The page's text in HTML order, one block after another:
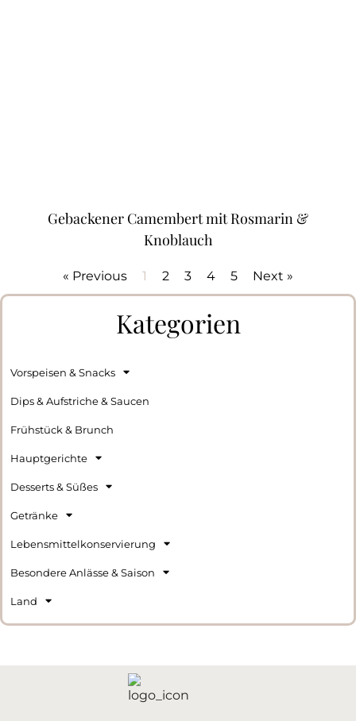
Gebackener Camembert mit Rosmarin &
Knoblauch
« Previous 1 2 3 4 5 Next »
Kategorien
Vorspeisen & Snacks
Dips & Aufstriche & Saucen
Frühstück & Brunch
Hauptgerichte
Desserts & Süßes
Getränke
Lebensmittelkonservierung
Besondere Anlässe & Saison
Land